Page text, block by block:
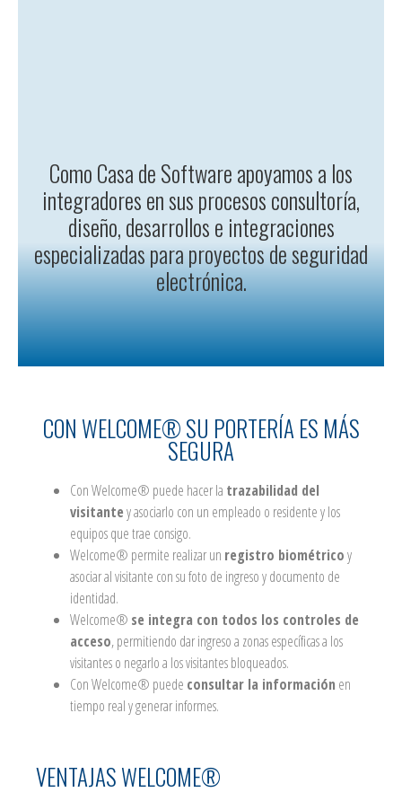
Como Casa de Software apoyamos a los
integradores en sus procesos consultoría,
diseño, desarrollos e integraciones
especializadas para proyectos de seguridad
electrónica.
CON WELCOME® SU PORTERÍA ES MÁS
SEGURA
Con Welcome® puede hacer la trazabilidad del
visitantey asociarlo con un empleado o residente y los
equipos que trae consigo.
Welcome® permite realizar un registro biométricoy
asociar al visitante con su foto de ingreso y documento de
identidad.
Welcome® se integra con todos los controles de
acceso, permitiendo dar ingreso a zonas específicas a los
visitantes o negarlo a los visitantes bloqueados.
Con Welcome® puede consultar la información en
tiempo real y generar informes.
VENTAJAS WELCOME®